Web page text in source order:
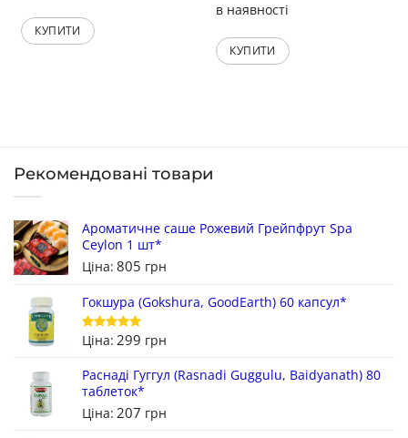
КУПИТИ
в наявності
КУПИТИ
Рекомендовані товари
Ароматичне саше Рожевий Грейпфрут Spa
Ceylon 1 шт*
Ціна: 805 грн
Гокшура (Gokshura, GoodEarth) 60 капсул*
Оцінено в
з 5
Ціна: 299 грн
Раснаді Гуггул (Rasnadi Guggulu, Baidyanath) 80
таблеток*
Ціна: 207 грн